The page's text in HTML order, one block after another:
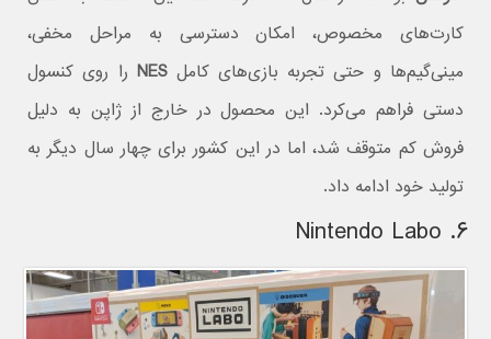
کارت‌های مخصوص، امکان دسترسی به مراحل مخفی،
مینی‌گیم‌ها و حتی تجربه بازی‌های کاملNES را روی کنسول
دستی فراهم می‌کرد. این محصول در خارج از ژاپن به دلیل
فروش کم متوقف شد، اما در این کشور برای چهار سال دیگر به
تولید خود ادامه داد.
۶. Nintendo Labo